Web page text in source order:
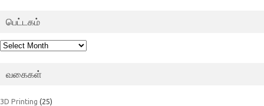
பெட்டகம்
பெட்டகம்
வகைகள்
3D Printing (25)